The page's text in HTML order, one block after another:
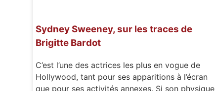
Sydney Sweeney, sur les traces de
Brigitte Bardot
C’est l’une des actrices les plus en vogue de
Hollywood, tant pour ses apparitions à l’écran
que pour ses activités annexes. Si son physique